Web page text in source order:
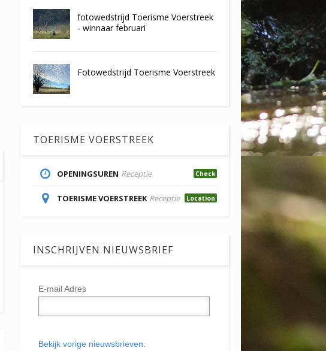
fotowedstrijd Toerisme Voerstreek
- winnaar februari
Fotowedstrijd Toerisme Voerstreek
TOERISME VOERSTREEK
OPENINGSUREN Receptie Check
TOERISME VOERSTREEK Receptie Location
INSCHRIJVEN NIEUWSBRIEF
E-mail Adres
Bekijk vorige nieuwsbrieven.